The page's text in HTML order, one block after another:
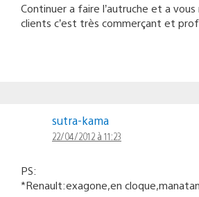
Continuer a faire l’autruche et a
clients c’est très commerçant et
sutra-kama
22/04/2012 à 11:23
PS:
*Renault:exagone,en